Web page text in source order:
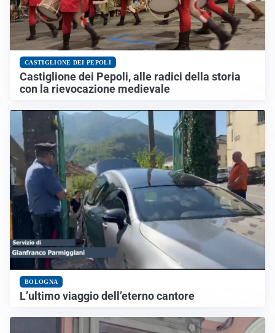
CASTIGLIONE DEI PEPOLI
Castiglione dei Pepoli, alle radici della storia
con la rievocazione medievale
BOLOGNA
L’ultimo viaggio dell’eterno cantore